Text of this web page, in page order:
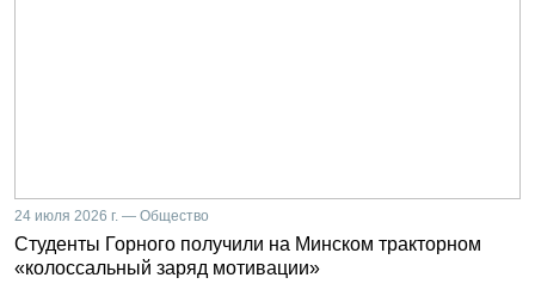
24 июля 2026 г. — Общество
Студенты Горного получили на Минском тракторном
«колоссальный заряд мотивации»